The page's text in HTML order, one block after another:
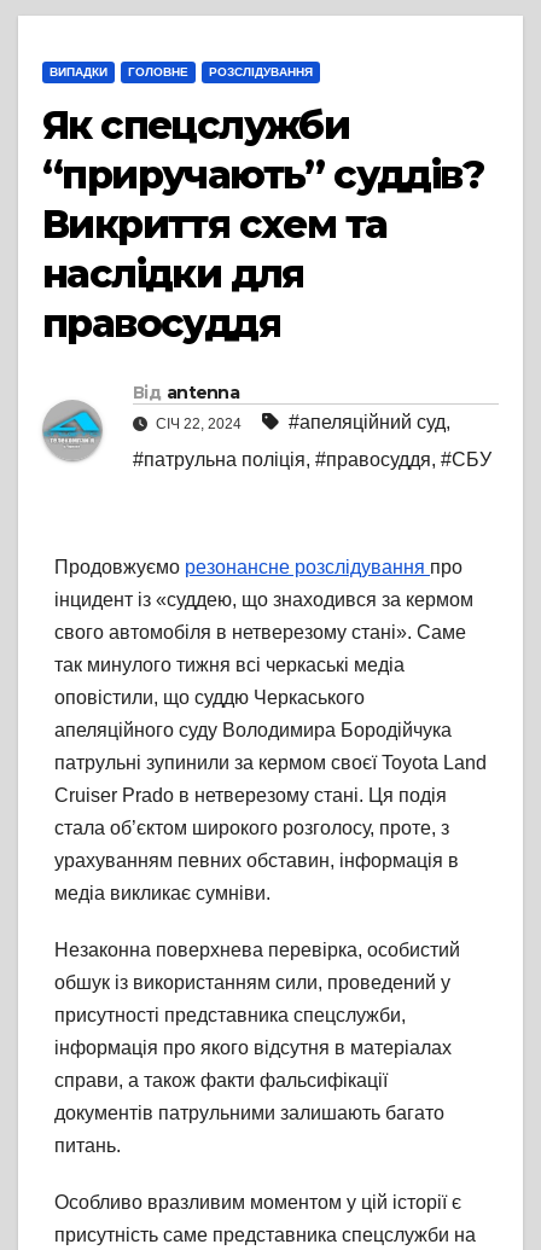
ВИПАДКИ ГОЛОВНЕ РОЗСЛІДУВАННЯ
Як спецслужби
“приручають” суддів?
Викриття схем та
наслідки для
правосуддя
Від antenna
СІЧ 22, 2024 #апеляційний суд,
#патрульна поліція, #правосуддя, #СБУ
Продовжуємо резонансне розслідування про
інцидент із «суддею, що знаходився за кермом
свого автомобіля в нетверезому стані». Саме
так минулого тижня всі черкаські медіа
оповістили, що суддю Черкаського
апеляційного суду Володимира Бородійчука
патрульні зупинили за кермом своєї Toyota Land
Cruiser Prado в нетверезому стані. Ця подія
стала об’єктом широкого розголосу, проте, з
урахуванням певних обставин, інформація в
медіа викликає сумніви.
Незаконна поверхнева перевірка, особистий
обшук із використанням сили, проведений у
присутності представника спецслужби,
інформація про якого відсутня в матеріалах
справи, а також факти фальсифікації
документів патрульними залишають багато
питань.
Особливо вразливим моментом у цій історії є
присутність саме представника спецслужби на